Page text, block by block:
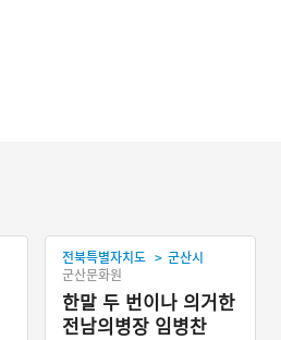
전북특별자치도 > 군산시
군산문화원
한말 두 번이나 의거한
전남의병장 임병찬